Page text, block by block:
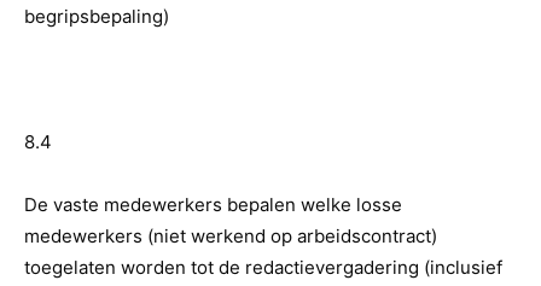
begripsbepaling)
8.4
De vaste medewerkers bepalen welke losse
medewerkers (niet werkend op arbeidscontract)
toegelaten worden tot de redactievergadering (inclusief